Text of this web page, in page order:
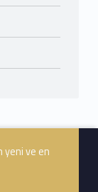
yeni ve en